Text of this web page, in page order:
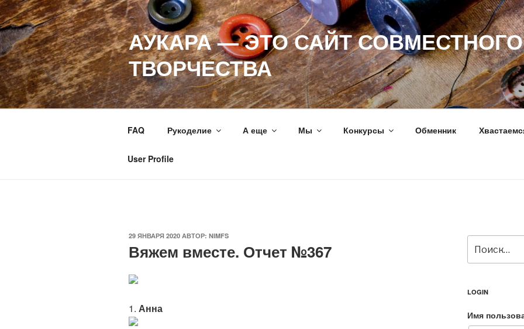
Перейти
к
содержимому
АУКАРА — ЭТО САЙТ СОВМЕСТНОГО
ТВОРЧЕСТВА
FAQ Рукоделие А еще Мы Конкурсы Обменник
User Profile
ОПУБЛИКОВАНО
29 ЯНВАРЯ 2020 АВТОР: NIMFS
Вяжем вместе. Отчет №367
1. Анна
LOGIN
Имя